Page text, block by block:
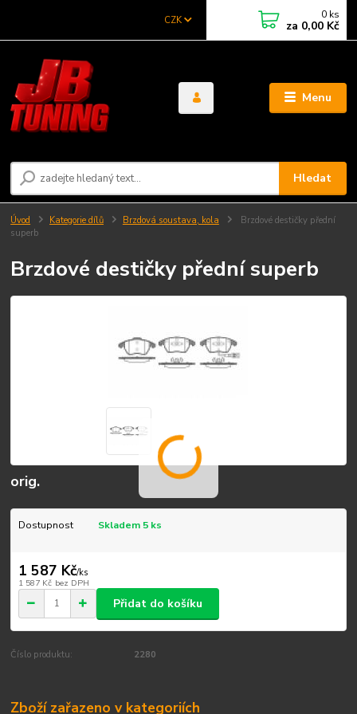
Menu
CZK
Hledat
0 ks
za 0,00 Kč
Úvod Kategorie dílů Brzdová soustava, kola
Brzdové destičky přední
superb
Brzdové destičky přední superb
orig.
Dostupnost Skladem 5 ks
1 587 Kč/ks
1 587 Kč bez DPH
Přidat do košíku
Číslo produktu: 2280
Zboží zařazeno v kategoriích